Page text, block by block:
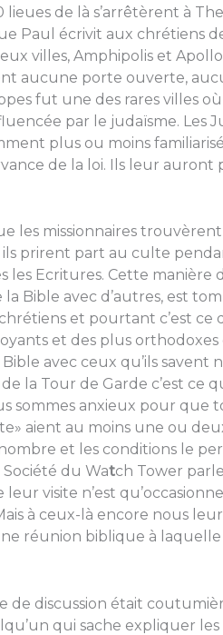
lieues de là s’arrêtèrent à
Paul écri­vit aux chrétiens
villes, Amphipolis et
aucune porte ouverte,
fut une des rares villes
par le judaïsme. Les
plus ou moins
de la loi. Ils leur auront
les missionnaires
prirent part au culte
les Ecritures. Cette manière
la Bible avec d’autres, est
et pourtant c’est ce
et des plus
avec ceux qu’ils savent
de la Tour de Garde c’est ce
sommes anxieux pour que
aient au moins une ou
et les conditions le
du Watch Tower
leur visite n’est
à ceux-là encore nous
réunion biblique à laquelle
de discussion était
qui sache expliquer